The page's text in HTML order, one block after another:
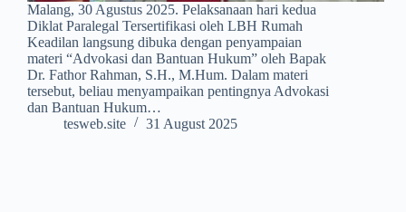
Malang, 30 Agustus 2025. Pelaksanaan hari kedua
Diklat Paralegal Tersertifikasi oleh LBH Rumah
Keadilan langsung dibuka dengan penyampaian
materi “Advokasi dan Bantuan Hukum” oleh Bapak
Dr. Fathor Rahman, S.H., M.Hum. Dalam materi
tersebut, beliau menyampaikan pentingnya Advokasi
dan Bantuan Hukum…
tesweb.site
31 August 2025